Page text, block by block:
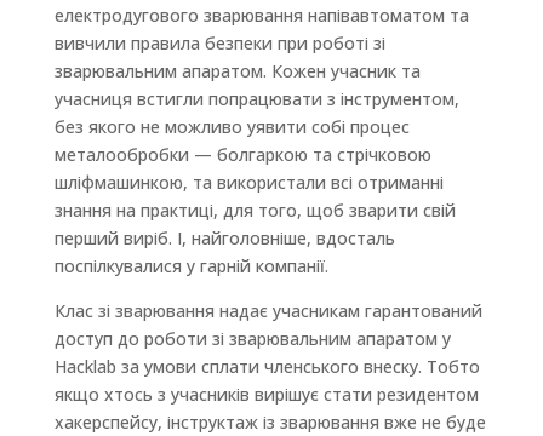
електродугового зварювання напівавтоматом та
вивчили правила безпеки при роботі зі
зварювальним апаратом. Кожен учасник та
учасниця встигли попрацювати з інструментом,
без якого не можливо уявити собі процес
металообробки — болгаркою та стрічковою
шліфмашинкою, та використали всі отриманні
знання на практиці, для того, щоб зварити свій
перший виріб. І, найголовніше, вдосталь
поспілкувалися у гарній компанії.
Клас зі зварювання надає учасникам гарантований
доступ до роботи зі зварювальним апаратом у
Hacklab за умови сплати членського внеску. Тобто
якщо хтось з учасників вирішує стати резидентом
хакерспейсу, інструктаж із зварювання вже не буде